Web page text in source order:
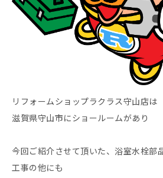
リフォームショップラクラス守山店は
滋賀県守山市にショールームがあり
今回ご紹介させて頂いた、浴室水栓部
工事の他にも